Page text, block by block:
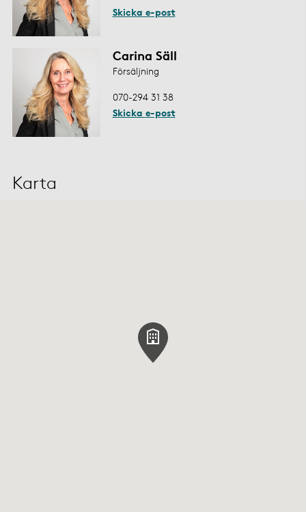
Skicka e-post
Carina Säll
Försäljning
070-294 31 38
Skicka e-post
Karta